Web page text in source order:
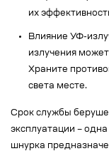
их
Влияние УФ-
излучения
Храните
света месте.
Срок службы
эксплуатации –
шнурка